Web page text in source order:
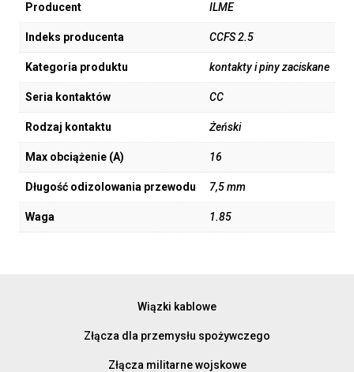
Producent ILME
Indeks producenta CCFS 2.5
Kategoria produktu kontakty i piny zaciskane
Seria kontaktów CC
Rodzaj kontaktu Żeński
Max obciążenie (A) 16
Długość odizolowania przewodu 7,5 mm
Waga 1.85
Wiązki kablowe
Złącza dla przemysłu spożywczego
Złącza militarne wojskowe